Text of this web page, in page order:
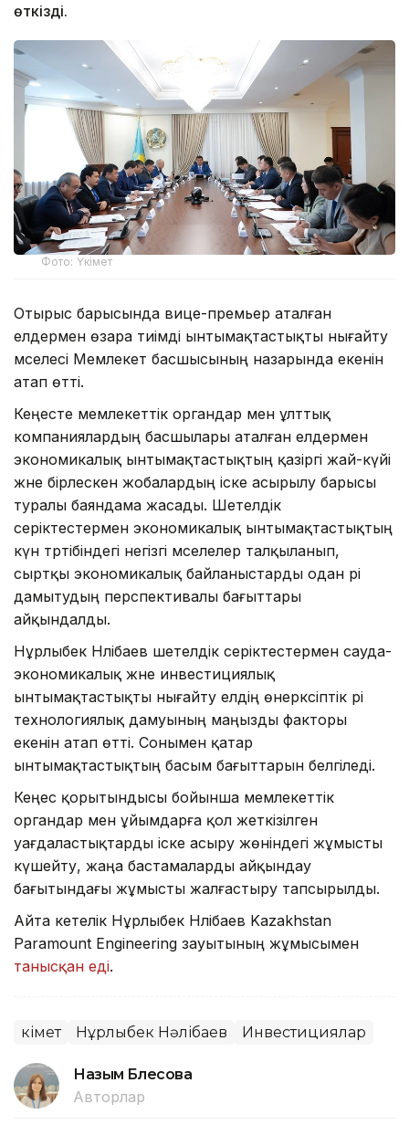
өткізді.
Фото: Үкімет
Отырыс барысында вице-премьер аталған
елдермен өзара тиімді ынтымақтастықты нығайту
мәселесі Мемлекет басшысының назарында екенін
атап өтті.
Кеңесте мемлекеттік органдар мен ұлттық
компаниялардың басшылары аталған елдермен
экономикалық ынтымақтастықтың қазіргі жай-күйі
және бірлескен жобалардың іске асырылу барысы
туралы баяндама жасады. Шетелдік
серіктестермен экономикалық ынтымақтастықтың
күн тәртібіндегі негізгі мәселелер талқыланып,
сыртқы экономикалық байланыстарды одан әрі
дамытудың перспективалы бағыттары
айқындалды.
Нұрлыбек Нәлібаев шетелдік серіктестермен сауда-
экономикалық және инвестициялық
ынтымақтастықты нығайту елдің өнеркәсіптік әрі
технологиялық дамуының маңызды факторы
екенін атап өтті. Сонымен қатар
ынтымақтастықтың басым бағыттарын белгіледі.
Кеңес қорытындысы бойынша мемлекеттік
органдар мен ұйымдарға қол жеткізілген
уағдаластықтарды іске асыру жөніндегі жұмысты
күшейту, жаңа бастамаларды айқындау
бағытындағы жұмысты жалғастыру тапсырылды.
Айта кетелік Нұрлыбек Нәлібаев Kazakhstan
Paramount Engineering зауытының жұмысымен
танысқан еді.
Үкімет Нұрлыбек Нәлібаев Инвестициялар
Назым Бөлесова
Авторлар